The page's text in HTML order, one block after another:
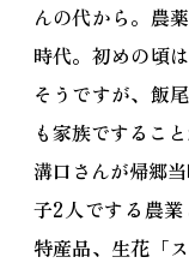
んの代から。農
時代。初めの頃
そうですが、飯
も家族でするこ
溝口さんが帰郷
子2人でする農
特産品、生花「